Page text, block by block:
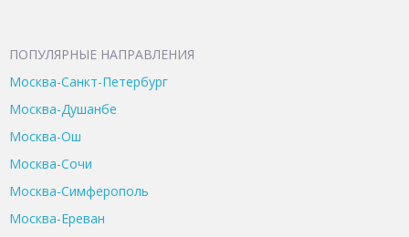
ПОПУЛЯРНЫЕ НАПРАВЛЕНИЯ
Москва-Санкт-Петербург
Москва-Душанбе
Москва-Ош
Москва-Сочи
Москва-Симферополь
Москва-Ереван